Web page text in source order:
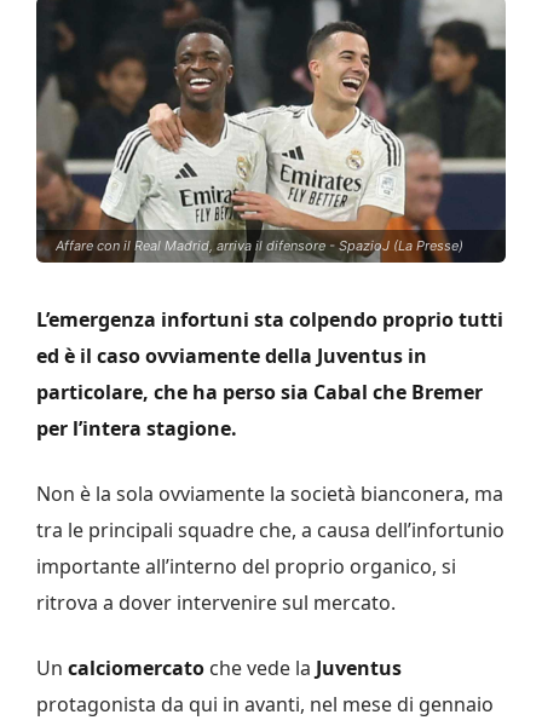
Affare con il Real Madrid, arriva il difensore - SpazioJ (La Presse)
L’emergenza infortuni sta colpendo proprio tutti
ed è il caso ovviamente della Juventus in
particolare, che ha perso sia Cabal che Bremer
per l’intera stagione.
Non è la sola ovviamente la società bianconera, ma
tra le principali squadre che, a causa dell’infortunio
importante all’interno del proprio organico, si
ritrova a dover intervenire sul mercato.
Un calciomercato che vede la Juventus
protagonista da qui in avanti, nel mese di gennaio